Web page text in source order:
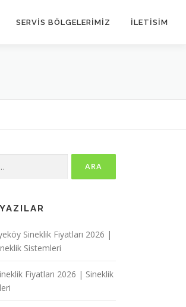
SERVIS BÖLGELERIMIZ İLETİSİM
Sineklik Fiyatları 2026 |
Sistemleri
Fiyatları 2026 | Sineklik